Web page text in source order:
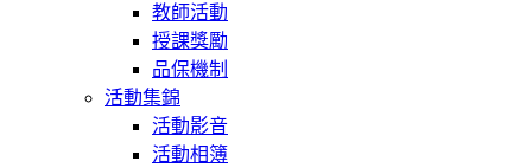
教師活動
授課獎勵
品保機制
活動集錦
活動影音
活動相簿